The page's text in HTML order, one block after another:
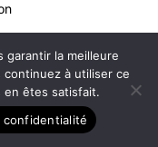
garantir la meilleure
à utiliser ce
en êtes satisfait.
confidentialité